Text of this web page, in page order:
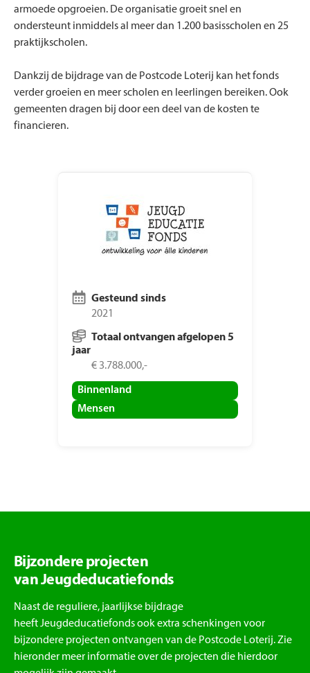
armoede opgroeien. De organisatie groeit snel en
ondersteunt inmiddels al meer dan 1.200 basisscholen en 25
praktijkscholen.
Dankzij de bijdrage van de Postcode Loterij kan het fonds
verder groeien en meer scholen en leerlingen bereiken. Ook
gemeenten dragen bij door een deel van de kosten te
financieren.
Gesteund sinds
2021
Totaal ontvangen afgelopen 5
jaar
€ 3.788.000,-
Binnenland
Mensen
Bijzondere projecten
van Jeugdeducatiefonds
Naast de reguliere, jaarlijkse bijdrage
heeft Jeugdeducatiefonds ook extra schenkingen voor
bijzondere projecten ontvangen van de Postcode Loterij. Zie
hieronder meer informatie over de projecten die hierdoor